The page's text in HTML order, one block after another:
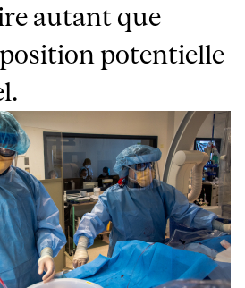
autant que
potentielle